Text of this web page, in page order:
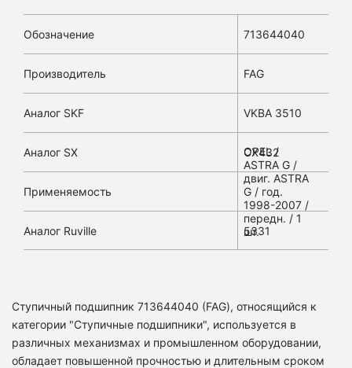
Обозначение 713644040
Производитель FAG
Аналог SKF VKBA 3510
Аналог SX CX432
Применяемость
OPEL /
ASTRA G /
двиг. ASTRA
G / год.
1998-2007 /
передн. / 1
шт.
Аналог Ruville 5331
Ступичный подшипник 713644040 (FAG), относящийся к
категории "Ступичные подшипники", используется в
различных механизмах и промышленном оборудовании,
обладает повышенной прочностью и длительным сроком